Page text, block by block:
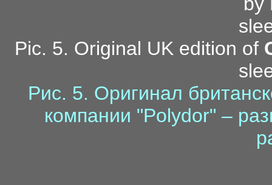
Pic. 5. Original UK edition of
Рис. 5. Оригинал
компании "Polydor" –